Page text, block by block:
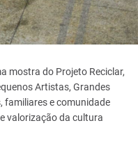
mostra do Projeto Reciclar,
Artistas, Grandes
familiares e comunidade
valorização da cultura